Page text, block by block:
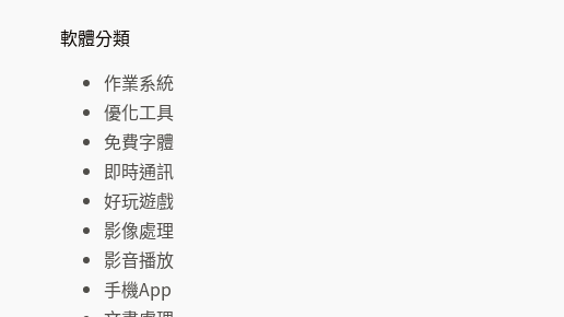
軟體分類
作業系統
優化工具
免費字體
即時通訊
好玩遊戲
影像處理
影音播放
手機App